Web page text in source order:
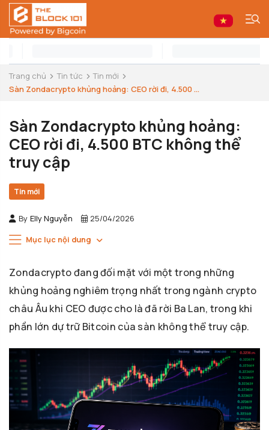
Trang chủ Tin tức
Tin mới
Sàn Zondacrypto khủng hoảng: CEO rời đi, 4.500 ...
Sàn Zondacrypto khủng hoảng:
CEO rời đi, 4.500 BTC không thể
truy cập
Tin mới
By Elly Nguyễn 25/04/2026
Mục lục nội dung
Zondacrypto đang đối mặt với một trong những
khủng hoảng nghiêm trọng nhất trong ngành crypto
châu Âu khi CEO được cho là đã rời Ba Lan, trong khi
phần lớn dự trữ Bitcoin của sàn không thể truy cập.